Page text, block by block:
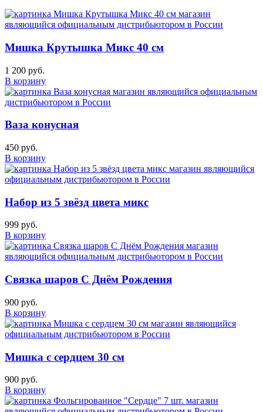
Мишка Крутышка Микс 40 см
1 200 руб.
В корзину
Ваза конусная
450 руб.
В корзину
Набор из 5 звёзд цвета микс
999 руб.
В корзину
Связка шаров С Днём Рождения
900 руб.
В корзину
Мишка с сердцем 30 см
900 руб.
В корзину